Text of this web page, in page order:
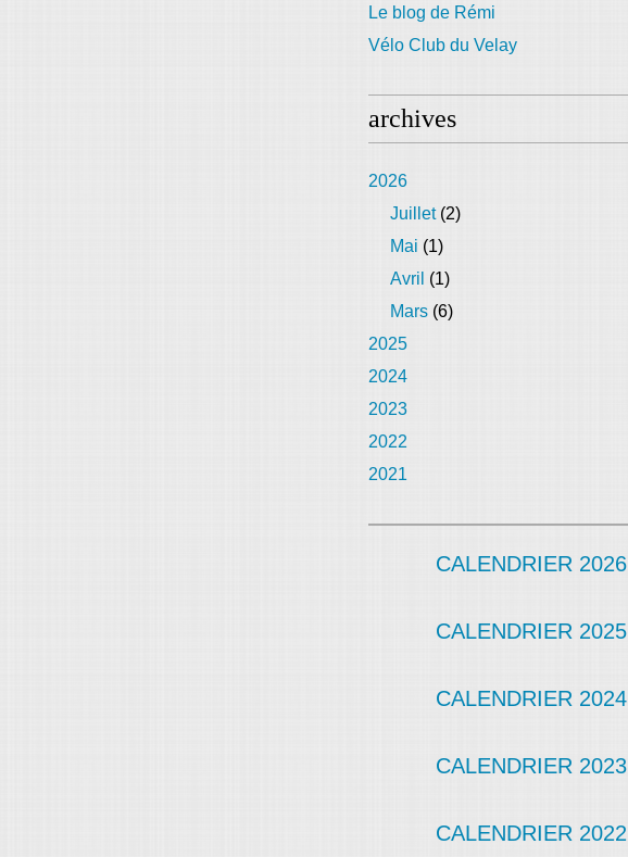
Le blog de Rémi
Vélo Club du Velay
archives
2026
Juillet(2)
Mai (1)
Avril (1)
Mars (6)
2025
2024
2023
2022
2021
CALENDRIER 2026
CALENDRIER 2025
CALENDRIER 2024
CALENDRIER 2023
CALENDRIER 2022